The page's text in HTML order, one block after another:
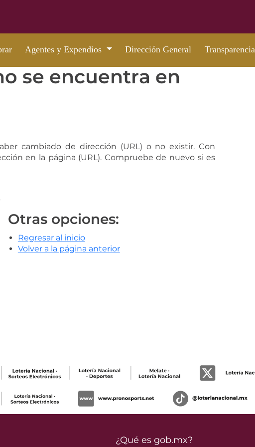
Agentes y Expendios Dirección General Transparencia
se encuentra en
cambiado de dirección (URL) o no existir. Con
en la página (URL). Compruebe de nuevo si es
Otras opciones:
Regresar al inicio
Volver a la página anterior
¿Qué es gob.mx?